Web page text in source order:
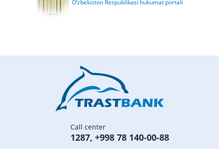
O‘zbekiston Respublikasi hukumat portali
Call center
1287, +998 78 140-00-88